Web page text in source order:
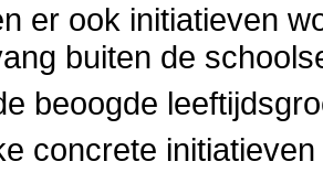
er ook initiatieven
buiten de
beoogde
concrete